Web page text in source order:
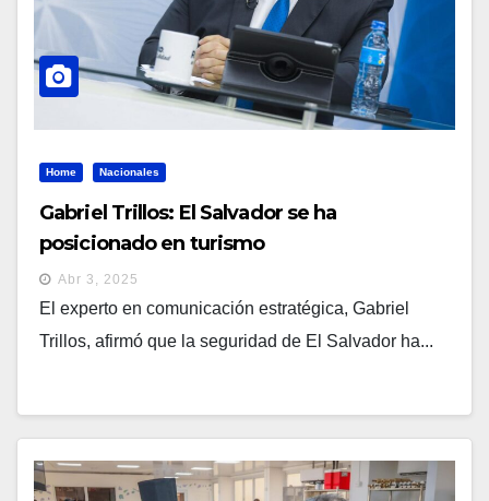
Home Nacionales
Gabriel Trillos: El Salvador se ha
posicionado en turismo
Abr 3, 2025
El experto en comunicación estratégica, Gabriel
Trillos, afirmó que la seguridad de El Salvador ha...